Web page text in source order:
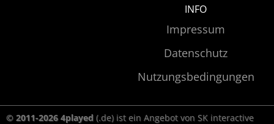
INFO
Impressum
Datenschutz
Nutzungsbedingungen
© 2011-2026 4played (.de) ist ein Angebot von SK interactive